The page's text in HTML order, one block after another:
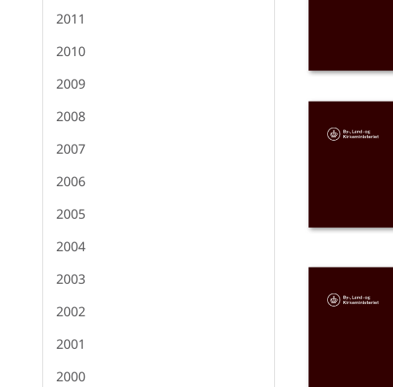
2011
2010
2009
2008
2007
2006
2005
2004
2003
2002
2001
2000